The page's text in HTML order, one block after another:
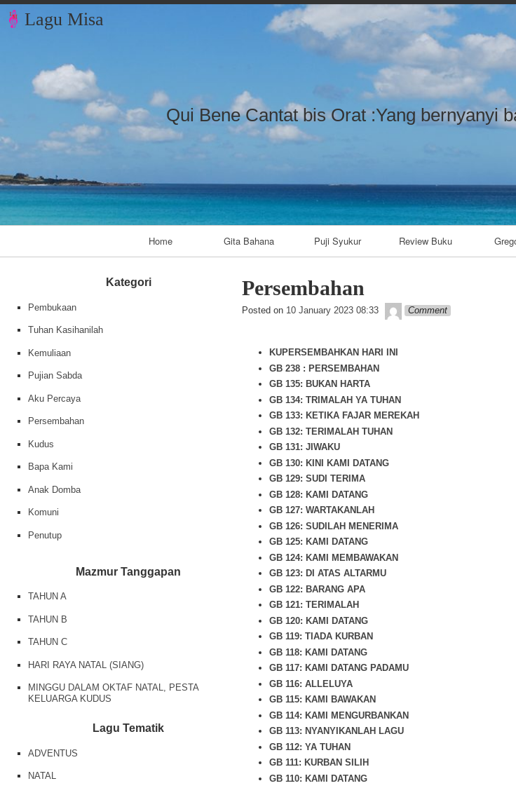
Skip to
Lagu Misa
Qui Bene Cantat bis Orat :Yang bernyanyi
Home Gita Bahana Puji Syukur Review Buku
Persembahan
Posted on 10 January 2023 08:33 admin
Comment
KUPERSEMBAHKAN HARI INI
GB 238 : PERSEMBAHAN
GB 135: BUKAN HARTA
GB 134: TRIMALAH YA TUHAN
GB 133: KETIKA FAJAR MEREKAH
GB 132: TERIMALAH TUHAN
GB 131: JIWAKU
GB 130: KINI KAMI DATANG
GB 129: SUDI TERIMA
GB 128: KAMI DATANG
GB 127: WARTAKANLAH
GB 126: SUDILAH MENERIMA
GB 125: KAMI DATANG
GB 124: KAMI MEMBAWAKAN
GB 123: DI ATAS ALTARMU
GB 122: BARANG APA
GB 121: TERIMALAH
GB 120: KAMI DATANG
GB 119: TIADA KURBAN
GB 118: KAMI DATANG
GB 117: KAMI DATANG PADAMU
GB 116: ALLELUYA
GB 115: KAMI BAWAKAN
GB 114: KAMI MENGURBANKAN
GB 113: NYANYIKANLAH LAGU
GB 112: YA TUHAN
GB 111: KURBAN SILIH
GB 110: KAMI DATANG
Kategori
Pembukaan
Tuhan Kasihanilah
Kemuliaan
Pujian Sabda
Aku Percaya
Persembahan
Kudus
Bapa Kami
Anak Domba
Komuni
Penutup
Mazmur Tanggapan
TAHUN A
TAHUN B
TAHUN C
HARI RAYA NATAL (SIANG)
MINGGU DALAM OKTAF NATAL, PESTA
KELUARGA KUDUS
Lagu Tematik
ADVENTUS
NATAL